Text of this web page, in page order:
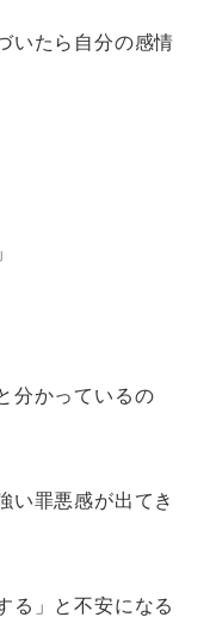
いたら自分の感情
分かっているの
い罪悪感が出てき
る」と不安になる